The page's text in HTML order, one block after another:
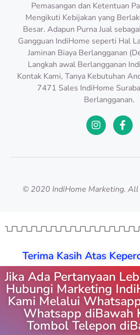
Pemasangan dan Ketentuan
Mengikuti Kebijakan yang
Besar. Adapun Purna Jual
Gangguan IndiHome seperti Hal
Jaminan Biaya Berlangganan
Langkah awal Berlangganan
Kontak Kami, Tanya Kebutuhan
7471 Sales IndiHome
Berlangganan.
© 2020 IndiHome Marketing. All
Terima Kasih Atas
Jika Ada Pertanyaan
Hubungi Marketing
Kami Melalui
Whatsapp diBawah
Tombol Telepon